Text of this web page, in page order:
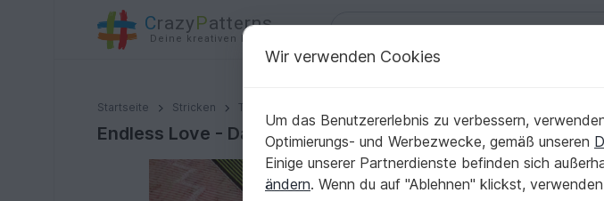
CrazyPatterns
Deine kreativen Ideen
Startseite Stricken Tücher
Endless Love - Das Seelentuch
Endless Love - Das Seelentuch
Wir verwenden Cookies
Um das Benutzererlebnis zu verbessern,
Optimierungs- und Werbezwecke, gemäß unseren
Einige unserer Partnerdienste befinden sich
ändern. Wenn du auf "Ablehnen" klickst,